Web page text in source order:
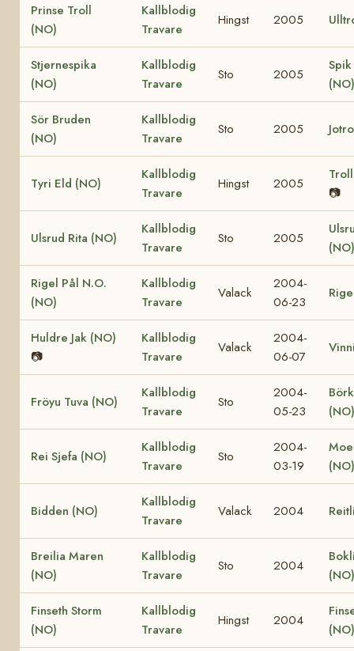
Prinse Troll
(NO)
Kallblodig
Travare
Hingst 2005
Stjernespika
(NO)
Kallblodig
Travare
Sto 2005
(NO)
Sör Bruden
(NO)
Kallblodig
Travare
Sto 2005
Tyri Eld (NO)
Kallblodig
Travare
Hingst 2005
📷
Ulsrud Rita (NO)
Kallblodig
Travare
Sto 2005
(NO)
Rigel Pål N.O.
(NO)
Kallblodig
Travare
Valack
2004-
06-23
Huldre Jak (NO)
📷
Kallblodig
Travare
Valack
2004-
06-07
Fröyu Tuva (NO)
Kallblodig
Travare
Sto
2004-
05-23
(NO)
Rei Sjefa (NO)
Kallblodig
Travare
Sto
2004-
03-19
(NO)
Bidden (NO)
Kallblodig
Travare
Valack 2004
Breilia Maren
(NO)
Kallblodig
Travare
Sto 2004
(NO)
Finseth Storm
(NO)
Kallblodig
Travare
Hingst 2004
(NO)